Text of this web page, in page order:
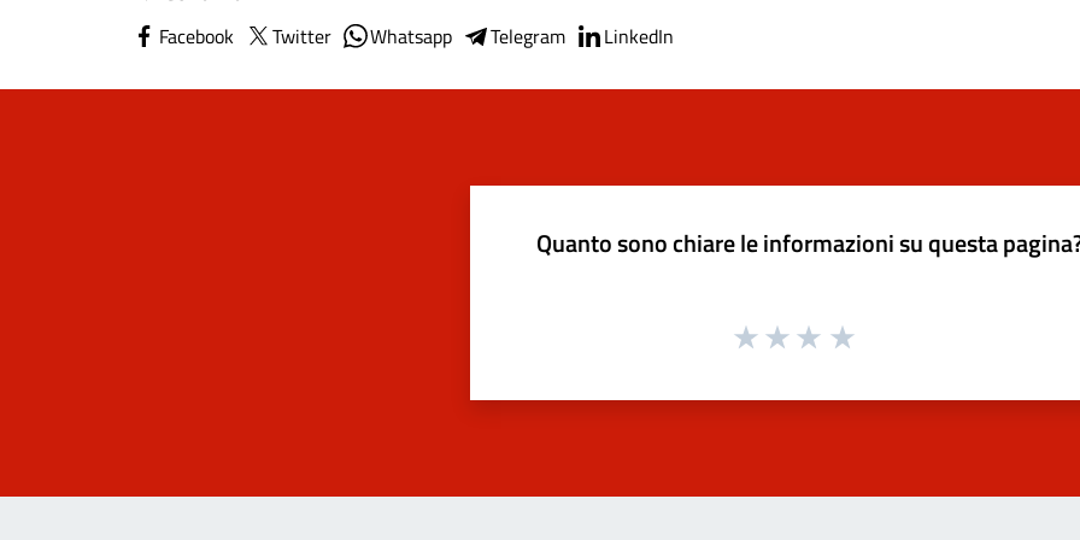
Facebook Twitter Whatsapp Telegram LinkedIn
Quanto sono chiare le informazioni su questa